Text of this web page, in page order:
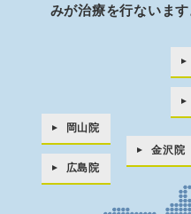
みが治療を行ないます
金沢院
岡山院
広島院